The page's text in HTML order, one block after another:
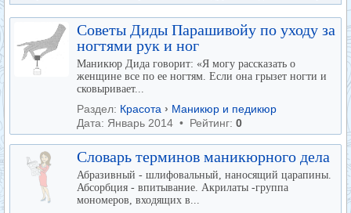
Советы Диды Парашивойу по уходу за
ногтями рук и ног
Маникюр Дида говорит: «Я могу рассказать о
женщине все по ее ногтям. Если она грызет ногти и
сковыривает...
Раздел: Красота › Маникюр и педикюр
Дата: Январь 2014 • Рейтинг: 0
Словарь терминов маникюрного дела
Абразивный - шлифовальный, наносящий царапины.
Абсорбция - впитывание. Акрилаты -группа
мономеров, входящих в...